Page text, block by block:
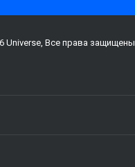
Universe, Все права защищены